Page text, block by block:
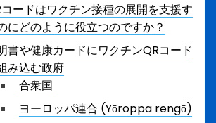
ードはワクチン接種の展開を支援す
にどのように役立つのですか？
書や健康カードにワクチンQRコード
み込む政府
合衆国
ヨーロッパ連合 (Yōroppa rengō)